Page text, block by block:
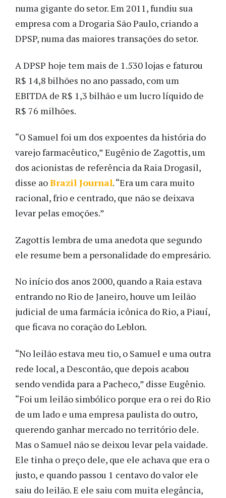
numa gigante do setor. Em 2011, fundiu sua
empresa com a Drogaria São Paulo, criando a
DPSP, numa das maiores transações do setor.
A DPSP hoje tem mais de 1.530 lojas e faturou
R$ 14,8 bilhões no ano passado, com um
EBITDA de R$ 1,3 bilhão e um lucro líquido de
R$ 76 milhões.
“O Samuel foi um dos expoentes da história do
varejo farmacêutico,” Eugênio de Zagottis, um
dos acionistas de referência da Raia Drogasil,
disse aoBrazil Journal. “Era um cara muito
racional, frio e centrado, que não se deixava
levar pelas emoções.”
Zagottis lembra de uma anedota que segundo
ele resume bem a personalidade do empresário.
No início dos anos 2000, quando a Raia estava
entrando no Rio de Janeiro, houve um leilão
judicial de uma farmácia icônica do Rio, a Piauí,
que ficava no coração do Leblon.
“No leilão estava meu tio, o Samuel e uma outra
rede local, a Descontão, que depois acabou
sendo vendida para a Pacheco,” disse Eugênio.
“Foi um leilão simbólico porque era o rei do Rio
de um lado e uma empresa paulista do outro,
querendo ganhar mercado no território dele.
Mas o Samuel não se deixou levar pela vaidade.
Ele tinha o preço dele, que ele achava que era o
justo, e quando passou 1 centavo do valor ele
saiu do leilão. E ele saiu com muita elegância,